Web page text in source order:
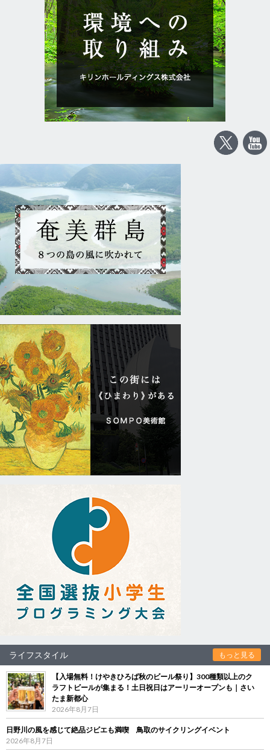
ライフスタイル もっと見る
【入場無料！けやきひろば秋のビール祭り】300種類以上のク
ラフトビールが集まる！土日祝日はアーリーオープンも｜さい
たま新都心
2026年8月7日
日野川の風を感じて絶品ジビエも満喫 鳥取のサイクリングイベント
2026年8月7日